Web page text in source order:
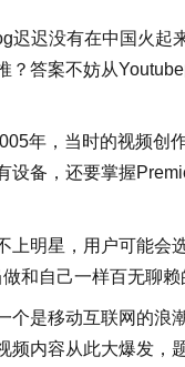
迟迟没有在中国火起
？答案不妨从
年，当时的视频创
设备，还要掌握
上明星，用户可能会
和自己一样百无聊赖
个是移动互联网的浪
频内容从此大爆发，